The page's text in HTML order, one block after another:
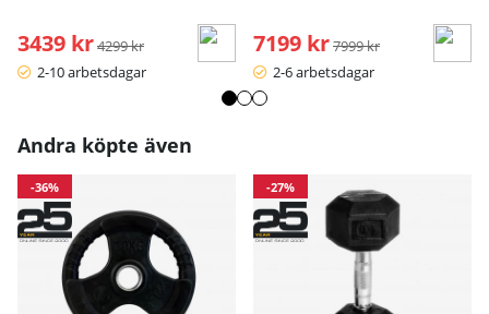
3439 kr Ordinarie pris:
4299 kr
2-10 arbetsdagar
7199 krOrdinarie pris:
7999 kr
2-6 arbetsdagar
Andra köpte även
-36% -27%